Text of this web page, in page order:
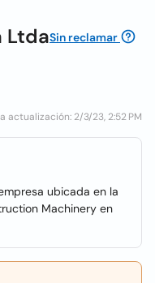
LtdaSin reclamar
actualización: 2/3/23, 2:52 PM
ubicada en la
Machinery en